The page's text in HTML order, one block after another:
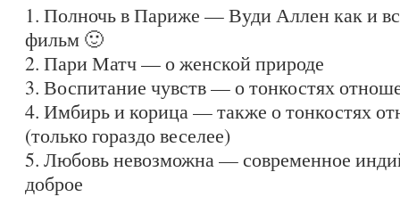
1. Полночь в Париже — Вуди Аллен как и
фильм 🙂
2. Пари Матч — о женской природе
3. Воспитание чувств — о тонкостях
4. Имбирь и корица — также о тонкостях
(только гораздо веселее)
5. Любовь невозможна — современное
доброе